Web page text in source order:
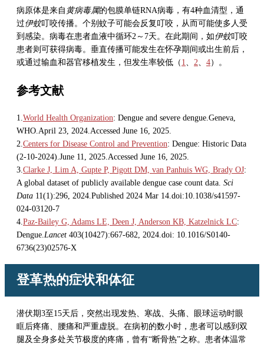
病原体是来自 黄病毒属的包膜单链RNA病毒，有4种血清型，通
过伊蚊叮咬传播。个别蚊子可能会反复叮咬，从而可能使多人受
到感染。病毒在患者血液中循环2～7天。在此期间，如伊蚊叮咬
患者则可获得病毒。垂直传播可能发生在怀孕期间或出生前后，
或通过输血和器官移植发生，但发生率较低（ 1、 2、 4）。
参考文献
1. World Health Organization: Dengue and severe dengue.Geneva,
WHO.April 23, 2024.Accessed June 16, 2025.
2. Centers for Disease Control and Prevention: Dengue: Historic Data
(2-10-2024).June 11, 2025.Accessed June 16, 2025.
3. Clarke J, Lim A, Gupte P, Pigott DM, van Panhuis WG, Brady OJ:
A global dataset of publicly available dengue case count data. Sci
Data 11(1):296, 2024.Published 2024 Mar 14.doi:10.1038/s41597-
024-03120-7
4. Paz-Bailey G, Adams LE, Deen J, Anderson KB, Katzelnick LC:
Dengue. Lancet 403(10427):667-682, 2024.doi: 10.1016/S0140-
6736(23)02576-X
登革热的症状和体征
潜伏期3至15天后，突然出现发热、寒战、头痛、眼球运动时眼
眶后疼痛、腰痛和严重虚脱。在病初的数小时，患者可以感到双
腿及全身多处关节极度的疼痛，曾有“断骨热”之称。患者体温常